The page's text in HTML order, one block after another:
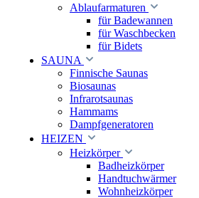
Ablaufarmaturen
für Badewannen
für Waschbecken
für Bidets
SAUNA
Finnische Saunas
Biosaunas
Infrarotsaunas
Hammams
Dampfgeneratoren
HEIZEN
Heizkörper
Badheizkörper
Handtuchwärmer
Wohnheizkörper